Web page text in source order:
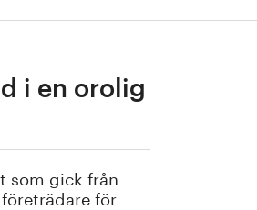
i en orolig
som gick från
för